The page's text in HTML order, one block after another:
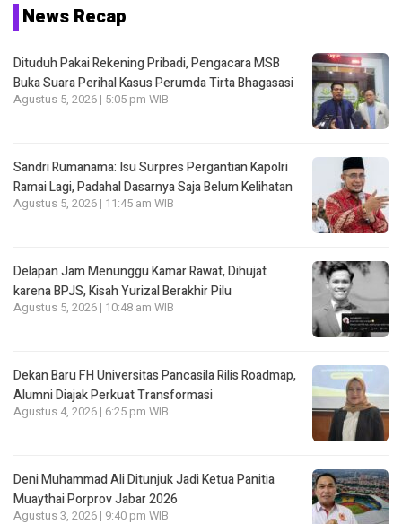
News Recap
Dituduh Pakai Rekening Pribadi, Pengacara MSB
Buka Suara Perihal Kasus Perumda Tirta Bhagasasi
Agustus 5, 2026 | 5:05 pm WIB
Sandri Rumanama: Isu Surpres Pergantian Kapolri
Ramai Lagi, Padahal Dasarnya Saja Belum Kelihatan
Agustus 5, 2026 | 11:45 am WIB
Delapan Jam Menunggu Kamar Rawat, Dihujat
karena BPJS, Kisah Yurizal Berakhir Pilu
Agustus 5, 2026 | 10:48 am WIB
Dekan Baru FH Universitas Pancasila Rilis Roadmap,
Alumni Diajak Perkuat Transformasi
Agustus 4, 2026 | 6:25 pm WIB
Deni Muhammad Ali Ditunjuk Jadi Ketua Panitia
Muaythai Porprov Jabar 2026
Agustus 3, 2026 | 9:40 pm WIB